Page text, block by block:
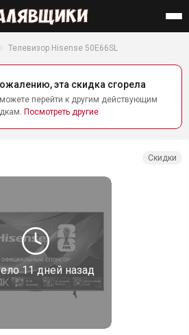
Телевизор Hisense 50E66SL
эта скидка сгорела
перейти к другим действующим
Посмотреть другие
11 дней назад
Скидки